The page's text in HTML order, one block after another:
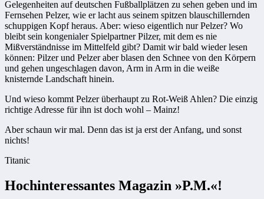
Gelegenheiten auf deutschen Fußballplätzen zu sehen geben und im
Fernsehen Pelzer, wie er lacht aus seinem spitzen blauschillernden
schuppigen Kopf heraus. Aber: wieso eigentlich nur Pelzer? Wo
bleibt sein kongenialer Spielpartner Pilzer, mit dem es nie
Mißverständnisse im Mittelfeld gibt? Damit wir bald wieder lesen
können: Pilzer und Pelzer aber blasen den Schnee von den Körpern
und gehen ungeschlagen davon, Arm in Arm in die weiße
knisternde Landschaft hinein.
Und wieso kommt Pelzer überhaupt zu Rot-Weiß Ahlen? Die einzig
richtige Adresse für ihn ist doch wohl – Mainz!
Aber schaun wir mal. Denn das ist ja erst der Anfang, und sonst
nichts!
Titanic
Hochinteressantes Magazin »P.M.«!